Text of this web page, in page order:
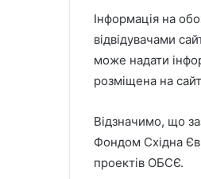
Інформація на
відвідувачами
може надати
розміщена на
Відзначимо, що
Фондом Східна
проектів ОБСЄ.